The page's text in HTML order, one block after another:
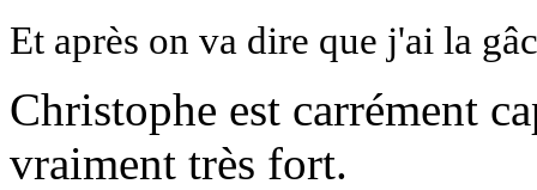
Et après on va dire que j'ai la
Christophe est carrément
vraiment très fort.